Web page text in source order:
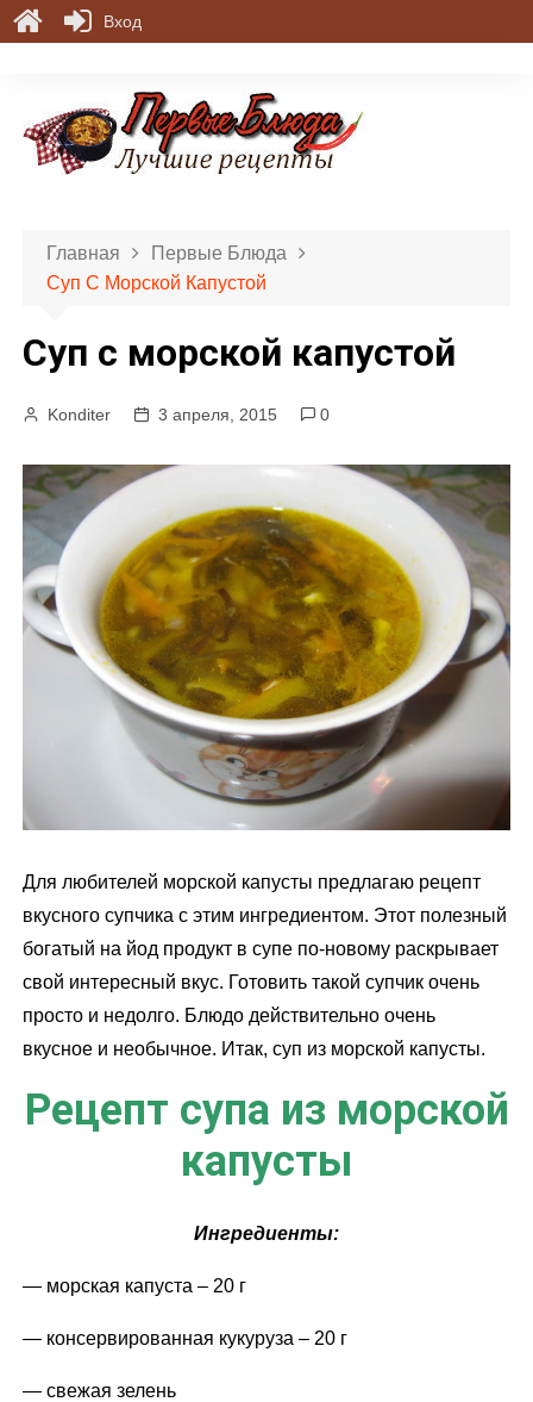
Главная
Первые Блюда
Суп С Морской Капустой
Суп с морской капустой
Konditer 3 апреля, 2015 0
Для любителей морской капусты предлагаю рецепт
вкусного супчика с этим ингредиентом. Этот полезный
богатый на йод продукт в супе по-новому раскрывает
свой интересный вкус. Готовить такой супчик очень
просто и недолго. Блюдо действительно очень
вкусное и необычное. Итак, суп из морской капусты.
Рецепт супа из морской
капусты
Ингредиенты:
— морская капуста – 20 г
— консервированная кукуруза – 20 г
— свежая зелень
Вход